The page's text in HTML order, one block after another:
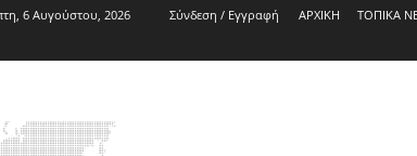
6 Αυγούστου, 2026 Σύνδεση / Εγγραφή ΑΡΧΙΚΗ ΤΟΠΙΚΑ